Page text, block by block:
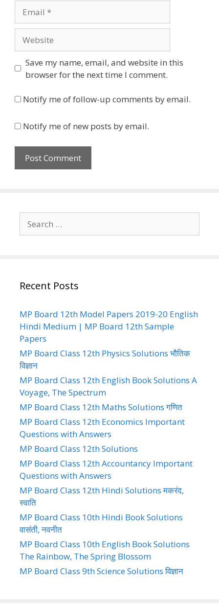
Save my name, email, and website in this
browser for the next time I comment.
Notify me of follow-up comments by email.
Notify me of new posts by email.
for:
Recent Posts
MP Board 12th Model Papers 2019-20 English
Hindi Medium | MP Board 12th Sample
Papers
MP Board Class 12th Physics Solutions भौतिक
विज्ञान
MP Board Class 12th English Book Solutions A
Voyage, The Spectrum
MP Board Class 12th Maths Solutions गणित
MP Board Class 12th Economics Important
Questions with Answers
MP Board Class 12th Solutions
MP Board Class 12th Accountancy Important
Questions with Answers
MP Board Class 12th Hindi Solutions मकरंद,
स्वाति
MP Board Class 10th Hindi Book Solutions
वासंती, नवनीत
MP Board Class 10th English Book Solutions
The Rainbow, The Spring Blossom
MP Board Class 9th Science Solutions विज्ञान